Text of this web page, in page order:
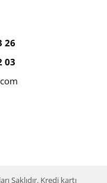
26
03
Saklıdır. Kredi kartı